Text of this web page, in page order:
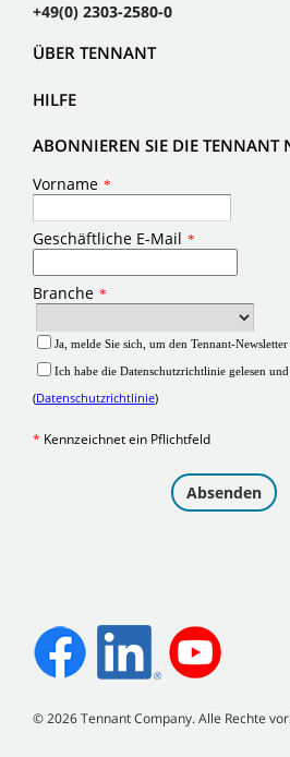
+49(0) 2303-2580-0
ÜBER TENNANT
HILFE
ABONNIEREN SIE DIE TENNANT
©2026Tennant Company. Alle Rechte